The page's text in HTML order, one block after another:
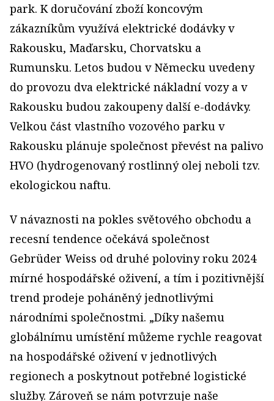
park. K doručování zboží koncovým
zákazníkům využívá elektrické dodávky v
Rakousku, Maďarsku, Chorvatsku a
Rumunsku. Letos budou v Německu uvedeny
do provozu dva elektrické nákladní vozy a v
Rakousku budou zakoupeny další e-dodávky.
Velkou část vlastního vozového parku v
Rakousku plánuje společnost převést na palivo
HVO (hydrogenovaný rostlinný olej neboli tzv.
ekologickou naftu.
V návaznosti na pokles světového obchodu a
recesní tendence očekává společnost
Gebrüder Weiss od druhé poloviny roku 2024
mírné hospodářské oživení, a tím i pozitivnější
trend prodeje poháněný jednotlivými
národními společnostmi. „Díky našemu
globálnímu umístění můžeme rychle reagovat
na hospodářské oživení v jednotlivých
regionech a poskytnout potřebné logistické
služby. Zároveň se nám potvrzuje naše